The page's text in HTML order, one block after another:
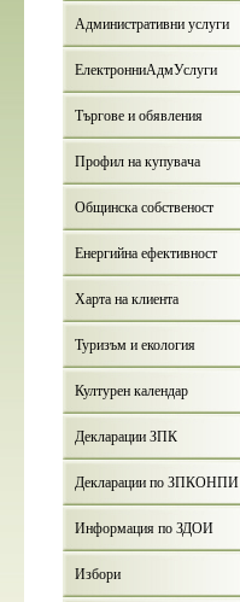
Административни услуги
ЕлектронниАдмУслуги
Търгове и обявления
Профил на купувача
Общинска собственост
Енергийна ефективност
Харта на клиента
Туризъм и екология
Културен календар
Декларации ЗПК
Декларации по ЗПКОНПИ
Информация по ЗДОИ
Избори